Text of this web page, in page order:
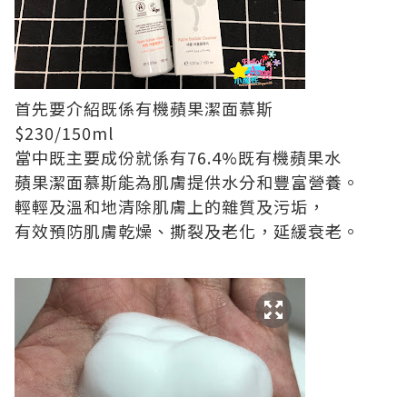
首先要介紹既係有機蘋果潔面慕斯
$230/150ml
當中既主要成份就係有76.4%既有機蘋果水
蘋果潔面慕斯能為肌膚提供水分和豐富營養。
輕輕及溫和地清除肌膚上的雜質及污垢，
有效預防肌膚乾燥、撕裂及老化，延緩衰老。